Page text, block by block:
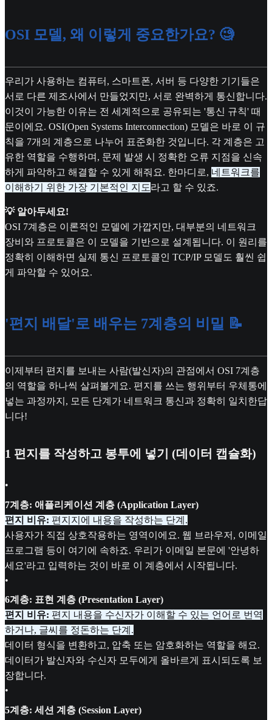
OSI 모델, 왜 이렇게 중요한가요? 🧐
우리가 사용하는 컴퓨터, 스마트폰, 서버 등 다양한 기기들은
서로 다른 제조사에서 만들었지만, 서로 완벽하게 통신합니다.
이것이 가능한 이유는 전 세계적으로 공유되는 '통신 규칙' 때
문이에요. OSI(Open Systems Interconnection) 모델은 바로 이 규
칙을 7개의 계층으로 나누어 표준화한 것입니다. 각 계층은 고
유한 역할을 수행하며, 문제 발생 시 정확한 오류 지점을 신속
하게 파악하고 해결할 수 있게 해줘요. 한마디로, 네트워크를
이해하기 위한 가장 기본적인 지도라고 할 수 있죠.
💡 알아두세요!
OSI 7계층은 이론적인 모델에 가깝지만, 대부분의 네트워크
장비와 프로토콜은 이 모델을 기반으로 설계됩니다. 이 원리를
정확히 이해하면 실제 통신 프로토콜인 TCP/IP 모델도 훨씬 쉽
게 파악할 수 있어요.
'편지 배달'로 배우는 7계층의 비밀 📝
이제부터 편지를 보내는 사람(발신자)의 관점에서 OSI 7계층
의 역할을 하나씩 살펴볼게요. 편지를 쓰는 행위부터 우체통에
넣는 과정까지, 모든 단계가 네트워크 통신과 정확히 일치한답
니다!
1 편지를 작성하고 봉투에 넣기 (데이터 캡슐화)
•
7계층: 애플리케이션 계층 (Application Layer)
편지 비유: 편지지에 내용을 작성하는 단계.
사용자가 직접 상호작용하는 영역이에요. 웹 브라우저, 이메일
프로그램 등이 여기에 속하죠. 우리가 이메일 본문에 '안녕하
세요'라고 입력하는 것이 바로 이 계층에서 시작됩니다.
•
6계층: 표현 계층 (Presentation Layer)
편지 비유: 편지 내용을 수신자가 이해할 수 있는 언어로 번역
하거나, 글씨를 정돈하는 단계.
데이터 형식을 변환하고, 압축 또는 암호화하는 역할을 해요.
데이터가 발신자와 수신자 모두에게 올바르게 표시되도록 보
장합니다.
•
5계층: 세션 계층 (Session Layer)